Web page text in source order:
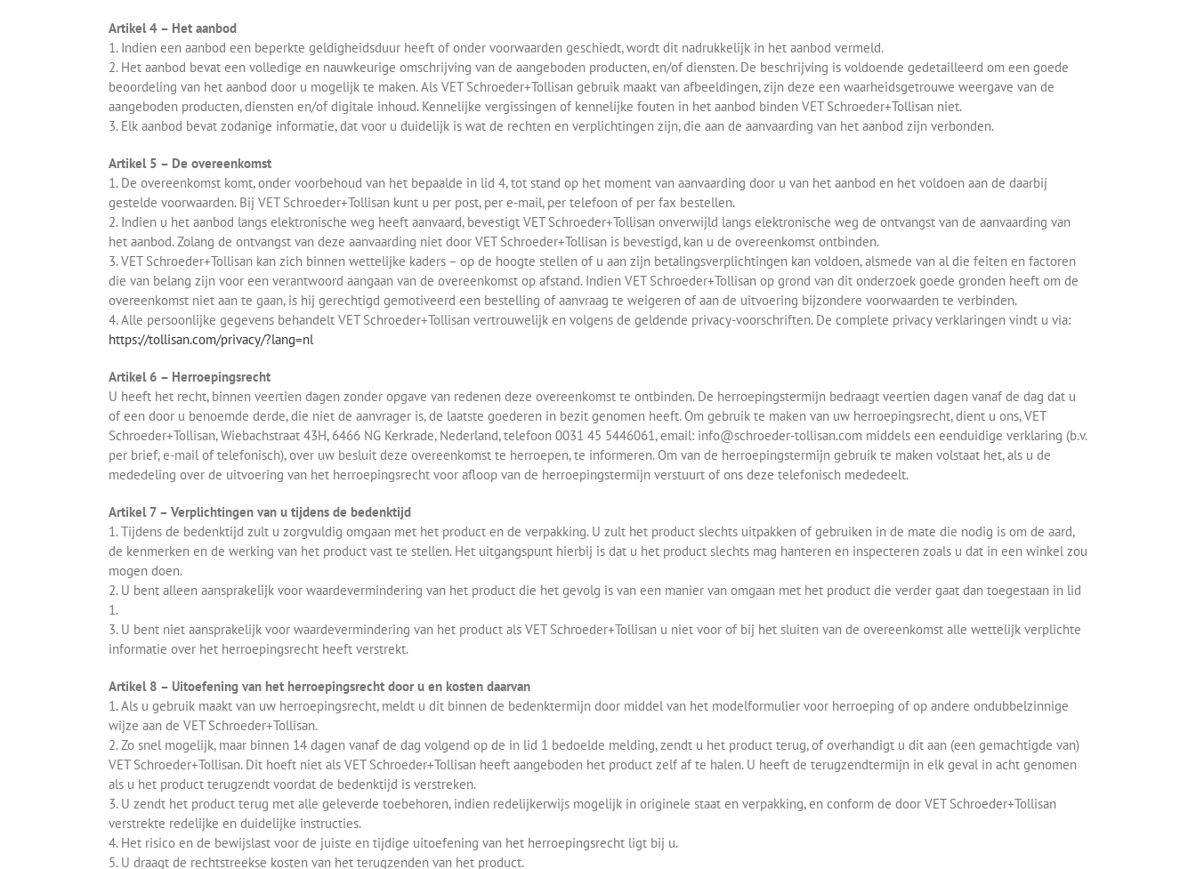
Artikel 4 – Het aanbod
1. Indien een aanbod een beperkte geldigheidsduur heeft of onder voorwaarden geschiedt, wordt dit nadrukkelijk in het aanbod vermeld.
2. Het aanbod bevat een volledige en nauwkeurige omschrijving van de aangeboden producten, en/of diensten. De beschrijving is voldoende gedetailleerd om een goede
beoordeling van het aanbod door u mogelijk te maken. Als VET Schroeder+Tollisan gebruik maakt van afbeeldingen, zijn deze een waarheidsgetrouwe weergave van de
aangeboden producten, diensten en/of digitale inhoud. Kennelijke vergissingen of kennelijke fouten in het aanbod binden VET Schroeder+Tollisan niet.
3. Elk aanbod bevat zodanige informatie, dat voor u duidelijk is wat de rechten en verplichtingen zijn, die aan de aanvaarding van het aanbod zijn verbonden.
Artikel 5 – De overeenkomst
1. De overeenkomst komt, onder voorbehoud van het bepaalde in lid 4, tot stand op het moment van aanvaarding door u van het aanbod en het voldoen aan de daarbij
gestelde voorwaarden. Bij VET Schroeder+Tollisan kunt u per post, per e-mail, per telefoon of per fax bestellen.
2. Indien u het aanbod langs elektronische weg heeft aanvaard, bevestigt VET Schroeder+Tollisan onverwijld langs elektronische weg de ontvangst van de aanvaarding van
het aanbod. Zolang de ontvangst van deze aanvaarding niet door VET Schroeder+Tollisan is bevestigd, kan u de overeenkomst ontbinden.
3. VET Schroeder+Tollisan kan zich binnen wettelijke kaders – op de hoogte stellen of u aan zijn betalingsverplichtingen kan voldoen, alsmede van al die feiten en factoren
die van belang zijn voor een verantwoord aangaan van de overeenkomst op afstand. Indien VET Schroeder+Tollisan op grond van dit onderzoek goede gronden heeft om de
overeenkomst niet aan te gaan, is hij gerechtigd gemotiveerd een bestelling of aanvraag te weigeren of aan de uitvoering bijzondere voorwaarden te verbinden.
4. Alle persoonlijke gegevens behandelt VET Schroeder+Tollisan vertrouwelijk en volgens de geldende privacy-voorschriften. De complete privacy verklaringen vindt u via:
https://tollisan.com/privacy/?lang=nl
Artikel 6 – Herroepingsrecht
U heeft het recht, binnen veertien dagen zonder opgave van redenen deze overeenkomst te ontbinden. De herroepingstermijn bedraagt veertien dagen vanaf de dag dat u
of een door u benoemde derde, die niet de aanvrager is, de laatste goederen in bezit genomen heeft. Om gebruik te maken van uw herroepingsrecht, dient u ons, VET
Schroeder+Tollisan, Wiebachstraat 43H, 6466 NG Kerkrade, Nederland, telefoon 0031 45 5446061, email: info@schroeder-tollisan.com middels een eenduidige verklaring (b.v.
per brief, e-mail of telefonisch), over uw besluit deze overeenkomst te herroepen, te informeren. Om van de herroepingstermijn gebruik te maken volstaat het, als u de
mededeling over de uitvoering van het herroepingsrecht voor afloop van de herroepingstermijn verstuurt of ons deze telefonisch mededeelt.
Artikel 7 – Verplichtingen van u tijdens de bedenktijd
1. Tijdens de bedenktijd zult u zorgvuldig omgaan met het product en de verpakking. U zult het product slechts uitpakken of gebruiken in de mate die nodig is om de aard,
de kenmerken en de werking van het product vast te stellen. Het uitgangspunt hierbij is dat u het product slechts mag hanteren en inspecteren zoals u dat in een winkel zou
mogen doen.
2. U bent alleen aansprakelijk voor waardevermindering van het product die het gevolg is van een manier van omgaan met het product die verder gaat dan toegestaan in lid
1.
3. U bent niet aansprakelijk voor waardevermindering van het product als VET Schroeder+Tollisan u niet voor of bij het sluiten van de overeenkomst alle wettelijk verplichte
informatie over het herroepingsrecht heeft verstrekt.
Artikel 8 – Uitoefening van het herroepingsrecht door u en kosten daarvan
1. Als u gebruik maakt van uw herroepingsrecht, meldt u dit binnen de bedenktermijn door middel van het modelformulier voor herroeping of op andere ondubbelzinnige
wijze aan de VET Schroeder+Tollisan.
2. Zo snel mogelijk, maar binnen 14 dagen vanaf de dag volgend op de in lid 1 bedoelde melding, zendt u het product terug, of overhandigt u dit aan (een gemachtigde van)
VET Schroeder+Tollisan. Dit hoeft niet als VET Schroeder+Tollisan heeft aangeboden het product zelf af te halen. U heeft de terugzendtermijn in elk geval in acht genomen
als u het product terugzendt voordat de bedenktijd is verstreken.
3. U zendt het product terug met alle geleverde toebehoren, indien redelijkerwijs mogelijk in originele staat en verpakking, en conform de door VET Schroeder+Tollisan
verstrekte redelijke en duidelijke instructies.
4. Het risico en de bewijslast voor de juiste en tijdige uitoefening van het herroepingsrecht ligt bij u.
5. U draagt de rechtstreekse kosten van het terugzenden van het product.